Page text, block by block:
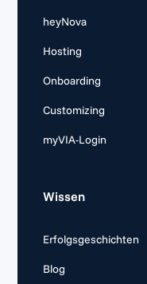
heyNova
Hosting
Onboarding
Customizing
myVIA-Login
Wissen
Erfolgsgeschichten
Blog